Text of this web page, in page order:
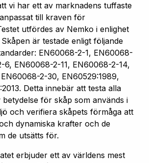
vi har ett av marknadens tuffaste
till kraven för
utfördes av Nemko i enlighet
är testade enligt följande
EN60068-2-1, EN60068-
6, EN60068-2-11, EN60068-2-14,
2-30, EN60529:1989,
Detta innebär att testa alla
för skåp som används i
och verifiera skåpets förmåga att
dynamiska krafter och de
de utsätts för.
erbjuder ett av världens mest